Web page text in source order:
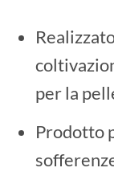
per la
Prodotto